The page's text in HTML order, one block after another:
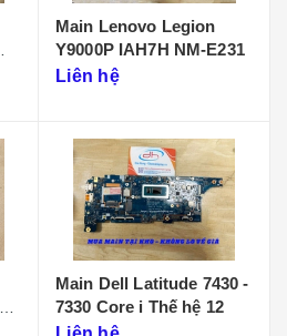
Main Lenovo Legion
Y9000P IAH7H NM-E231
Liên hệ
Main Dell Latitude 7430 -
7330 Core i Thế hệ 12